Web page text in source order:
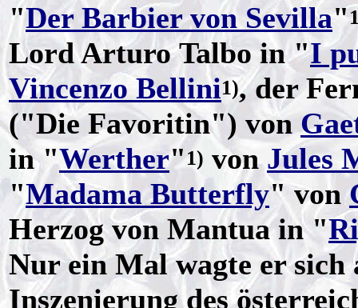
"Der Barbier von Sevilla"
Lord Arturo Talbo in "I
Vincenzo Bellini1), der
("Die Favoritin") von
in "Werther"1) vonJules
"Madama Butterfly" von
Herzog von Mantua in "
Nur ein Mal wagte er sich
Inszenierung des